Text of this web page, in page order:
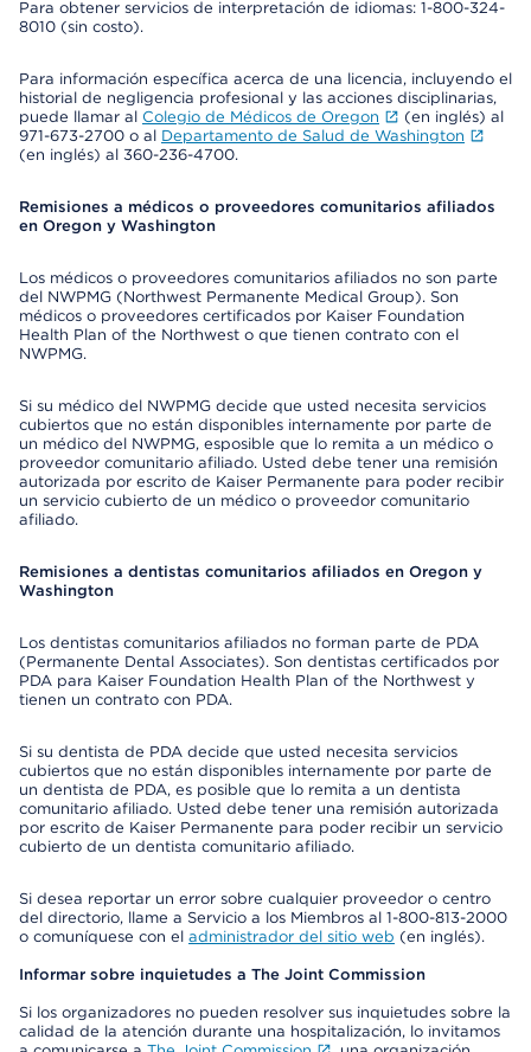
Para obtener servicios de interpretación de idiomas: 1-800-324-
8010 (sin costo).
Para información específica acerca de una licencia, incluyendo el
historial de negligencia profesional y las acciones disciplinarias,
puede llamar al Colegio de Médicos de Oregon
(en inglés) al
971-673-2700 o al Departamento de Salud de Washington
(en inglés) al 360-236-4700.
Remisiones a médicos o proveedores comunitarios afiliados
en Oregon y Washington
Los médicos o proveedores comunitarios afiliados no son parte
del NWPMG (Northwest Permanente Medical Group). Son
médicos o proveedores certificados por Kaiser Foundation
Health Plan of the Northwest o que tienen contrato con el
NWPMG.
Si su médico del NWPMG decide que usted necesita servicios
cubiertos que no están disponibles internamente por parte de
un médico del NWPMG, esposible que lo remita a un médico o
proveedor comunitario afiliado. Usted debe tener una remisión
autorizada por escrito de Kaiser Permanente para poder recibir
un servicio cubierto de un médico o proveedor comunitario
afiliado.
Remisiones a dentistas comunitarios afiliados en Oregon y
Washington
Los dentistas comunitarios afiliados no forman parte de PDA
(Permanente Dental Associates). Son dentistas certificados por
PDA para Kaiser Foundation Health Plan of the Northwest y
tienen un contrato con PDA.
Si su dentista de PDA decide que usted necesita servicios
cubiertos que no están disponibles internamente por parte de
un dentista de PDA, es posible que lo remita a un dentista
comunitario afiliado. Usted debe tener una remisión autorizada
por escrito de Kaiser Permanente para poder recibir un servicio
cubierto de un dentista comunitario afiliado.
Si desea reportar un error sobre cualquier proveedor o centro
del directorio, llame a Servicio a los Miembros al 1-800-813-2000
o comuníquese con el administrador del sitio web (en inglés).
Informar sobre inquietudes a The Joint Commission
Si los organizadores no pueden resolver sus inquietudes sobre la
calidad de la atención durante una hospitalización, lo invitamos